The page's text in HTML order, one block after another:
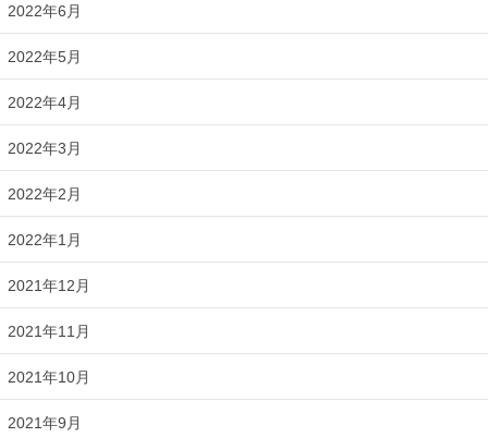
2022年6月
2022年5月
2022年4月
2022年3月
2022年2月
2022年1月
2021年12月
2021年11月
2021年10月
2021年9月